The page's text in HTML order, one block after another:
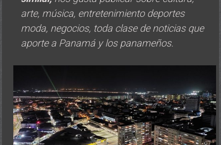
arte, música, entretenimiento deportes
moda, negocios, toda clase de noticias que
aporte a Panamá y los panameños.